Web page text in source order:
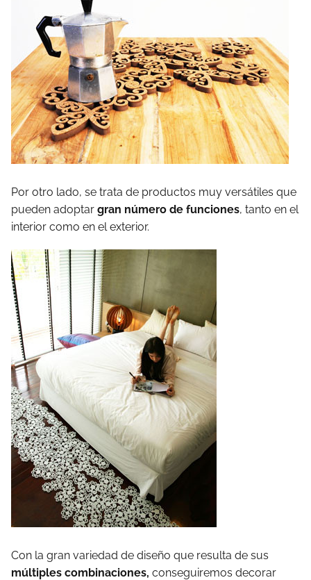
Por otro lado, se trata de productos muy versátiles que
pueden adoptar gran número de funciones, tanto en el
interior como en el exterior.
Con la gran variedad de diseño que resulta de sus
múltiples combinaciones, conseguiremos decorar